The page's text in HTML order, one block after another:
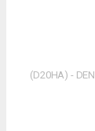
(D20HA) -